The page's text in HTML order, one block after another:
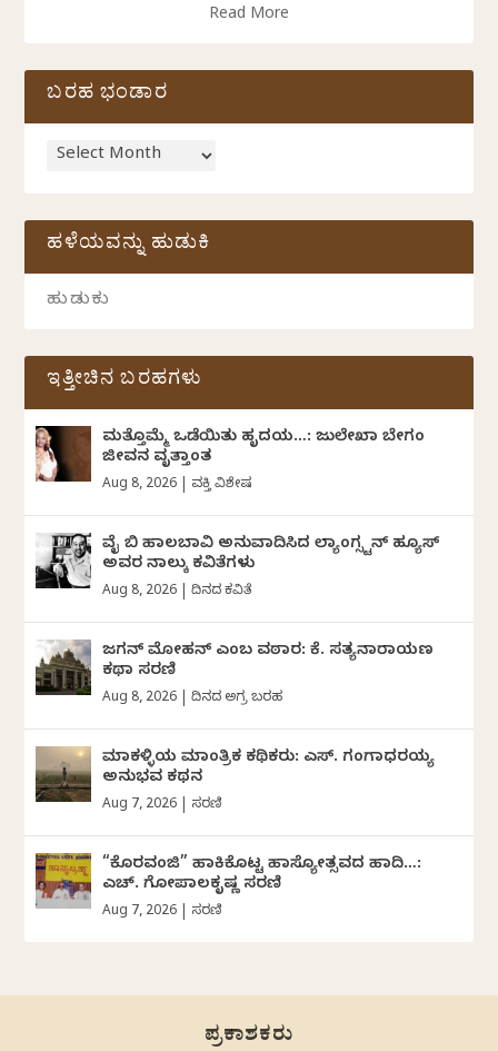
Read More
ಬರಹ ಭಂಡಾರ
ಹಳೆಯವನ್ನು ಹುಡುಕಿ
ಇತ್ತೀಚಿನ ಬರಹಗಳು
ಮತ್ತೊಮ್ಮೆ ಒಡೆಯಿತು ಹೃದಯ…: ಜುಲೇಖಾ ಬೇಗಂ
ಜೀವನ ವೃತ್ತಾಂತ
Aug 8, 2026 ವ್ಯಕ್ತಿ ವಿಶೇಷ
ವೈ ಬಿ ಹಾಲಬಾವಿ ಅನುವಾದಿಸಿದ ಲ್ಯಾಂಗ್ಸ್ಟನ್ ಹ್ಯೂಸ್
ಅವರ ನಾಲ್ಕು ಕವಿತೆಗಳು
Aug 8, 2026 |ದಿನದ ಕವಿತೆ
ಜಗನ್‌ ಮೋಹನ್‌ ಎಂಬ ವಠಾರ: ಕೆ. ಸತ್ಯನಾರಾಯಣ
ಕಥಾ ಸರಣಿ
Aug 8, 2026 |ದಿನದ ಅಗ್ರ ಬರಹ
ಮಾಕಳ್ಳಿಯ ಮಾಂತ್ರಿಕ ಕಥಿಕರು: ಎಸ್. ಗಂಗಾಧರಯ್ಯ
ಅನುಭವ ಕಥನ
Aug 7, 2026 ಸರಣಿ
“ಕೊರವಂಜಿ” ಹಾಕಿಕೊಟ್ಟ ಹಾಸ್ಯೋತ್ಸವದ ಹಾದಿ…:
ಎಚ್. ಗೋಪಾಲಕೃಷ್ಣ ಸರಣಿ
Aug 7, 2026 ಸರಣಿ
ಪ್ರಕಾಶಕರು